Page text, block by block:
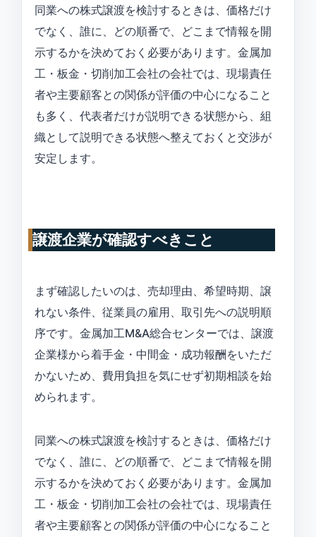
同業への株式譲渡を検討するときは、価格だけ
でなく、誰に、どの順番で、どこまで情報を開
示するかを決めておく必要があります。金属加
工・板金・切削加工会社の会社では、現場責任
者や主要顧客との関係が評価の中心になること
も多く、代表者だけが説明できる状態から、組
織として説明できる状態へ整えておくと交渉が
安定します。
譲渡企業が確認すべきこと
まず確認したいのは、売却理由、希望時期、譲
れない条件、従業員の雇用、取引先への説明順
序です。金属加工M&A総合センターでは、譲渡
企業様から着手金・中間金・成功報酬をいただ
かないため、費用負担を気にせず初期相談を始
められます。
同業への株式譲渡を検討するときは、価格だけ
でなく、誰に、どの順番で、どこまで情報を開
示するかを決めておく必要があります。金属加
工・板金・切削加工会社の会社では、現場責任
者や主要顧客との関係が評価の中心になること